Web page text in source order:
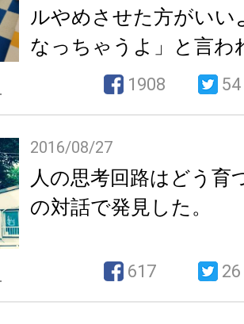
ルやめさせた方がいい
なっちゃうよ」と言わ
1908 54
2016/08/27
人の思考回路はどう育
の対話で発見した。
617 26